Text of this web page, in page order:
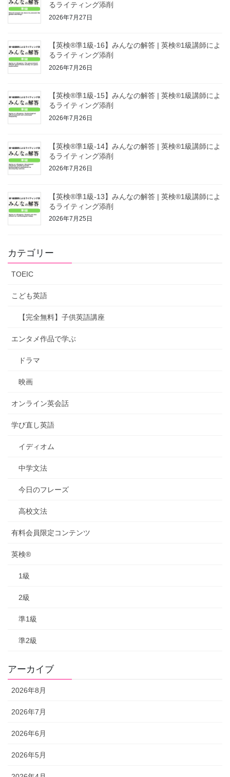
るライティング添削
2026年7月27日
【英検®準1級-16】みんなの解答 | 英検®1級講師によ
るライティング添削
2026年7月26日
【英検®準1級-15】みんなの解答 | 英検®1級講師によ
るライティング添削
2026年7月26日
【英検®準1級-14】みんなの解答 | 英検®1級講師によ
るライティング添削
2026年7月26日
【英検®準1級-13】みんなの解答 | 英検®1級講師によ
るライティング添削
2026年7月25日
カテゴリー
TOEIC
こども英語
【完全無料】子供英語講座
エンタメ作品で学ぶ
ドラマ
映画
オンライン英会話
学び直し英語
イディオム
中学文法
今日のフレーズ
高校文法
有料会員限定コンテンツ
英検®
1級
2級
準1級
準2級
アーカイブ
2026年8月
2026年7月
2026年6月
2026年5月